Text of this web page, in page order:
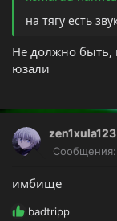
на тягу есть
Не должно быть,
юзали
zen1xula123
Сообщения
имбище
Р
badtripp